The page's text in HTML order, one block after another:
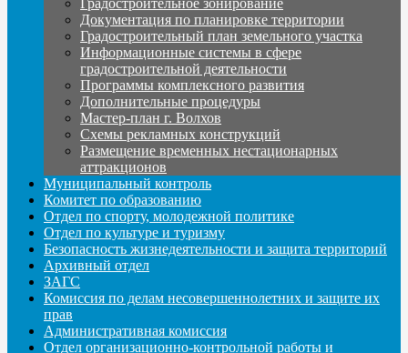
Документация по планировке территории
Градостроительный план земельного участка
Информационные системы в сфере
градостроительной деятельности
Программы комплексного развития
Дополнительные процедуры
Мастер-план г. Волхов
Схемы рекламных конструкций
Размещение временных нестационарных
аттракционов
Муниципальный контроль
Комитет по образованию
Отдел по спорту, молодежной политике
Отдел по культуре и туризму
Безопасность жизнедеятельности и защита территорий
Архивный отдел
ЗАГС
Комиссия по делам несовершеннолетних и защите их
прав
Административная комиссия
Отдел организационно-контрольной работы и